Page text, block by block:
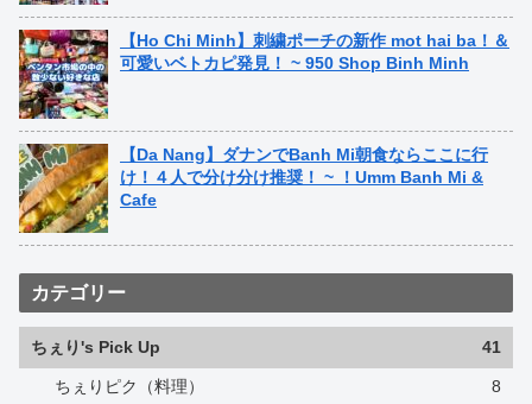
【Ho Chi Minh】刺繍ポーチの新作 mot hai ba！＆
可愛いベトカピ発見！ ~ 950 Shop Binh Minh
【Da Nang】ダナンでBanh Mi朝食ならここに行
け！４人で分け分け推奨！ ~ ！Umm Banh Mi &
Cafe
カテゴリー
ちぇり's Pick Up 41
ちぇりピク（料理）
8